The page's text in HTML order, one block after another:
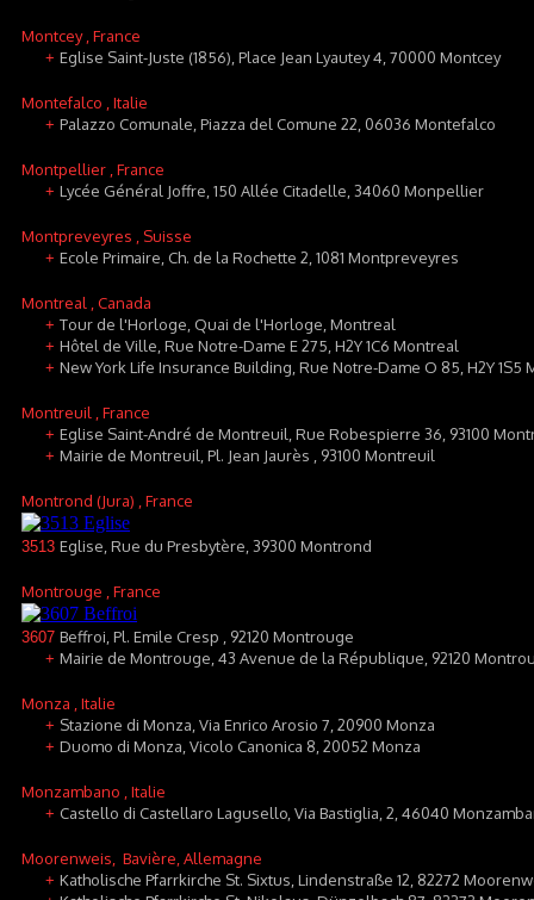
Montcey, France
+ Eglise Saint-Juste (1856), Place Jean Lyautey 4, 70000 Montcey
Montefalco , Italie
+ Palazzo Comunale, Piazza del Comune 22, 06036 Montefalco
Montpellier , France
+ Lycée Général Joffre, 150 Allée Citadelle, 34060 Monpellier
Montpreveyres , Suisse
+ Ecole Primaire, Ch. de la Rochette 2, 1081 Montpreveyres
Montreal , Canada
+ Tour de l'Horloge, Quai de l'Horloge, Montreal
+ Hôtel de Ville, Rue Notre-Dame E 275, H2Y 1C6 Montreal
+ New York Life Insurance Building, Rue Notre-Dame O 85, H2Y 1S5
Montreuil , France
+ Eglise Saint-André de Montreuil, Rue Robespierre 36, 93100
+ Mairie de Montreuil, Pl. Jean Jaurès , 93100 Montreuil
Montrond (Jura) , France
3513 Eglise, Rue du Presbytère, 39300 Montrond
Montrouge , France
3607 Beffroi, Pl. Emile Cresp , 92120 Montrouge
+ Mairie de Montrouge, 43 Avenue de la République, 92120
Monza , Italie
+ Stazione di Monza, Via Enrico Arosio 7, 20900 Monza
+ Duomo di Monza, Vicolo Canonica 8, 20052 Monza
Monzambano , Italie
+ Castello di Castellaro Lagusello, Via Bastiglia, 2, 46040
Moorenweis , Bavière, Allemagne
+ Katholische Pfarrkirche St. Sixtus, Lindenstraße 12, 82272